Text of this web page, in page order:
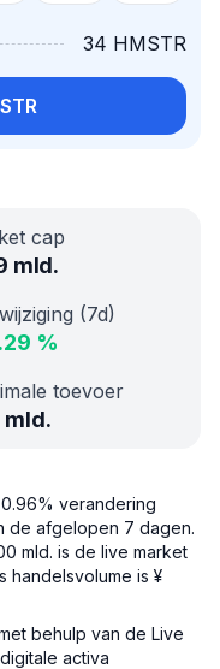
34 HMSTR
cap
mld.
(7d)
%
toevoer
mld.
verandering
de afgelopen 7 dagen.
mld. is de live market
handelsvolume is ¥
behulp van de Live
activa